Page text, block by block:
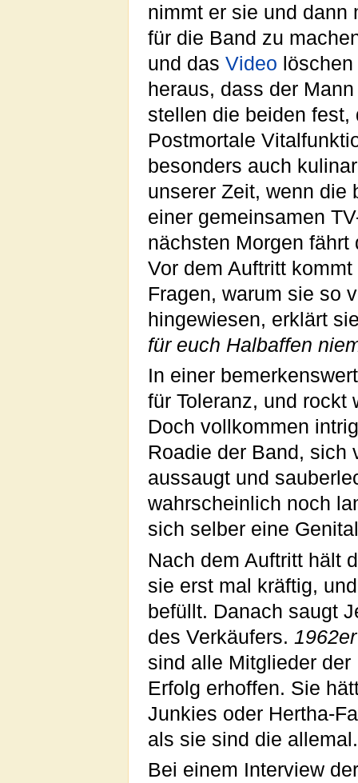
nimmt er sie und
für die Band zu
und das Video
heraus, dass der
stellen die beiden
Postmortale
besonders auch
unserer Zeit, wenn die
einer gemeinsamen
nächsten Morgen
Vor dem Auftritt
Fragen, warum sie so
hingewiesen, erklärt
für euch Halbaffen
In einer
für Toleranz, und rockt
Doch vollkommen
Roadie der Band, sich
aussaugt und
wahrscheinlich noch
sich selber eine
Nach dem Auftritt hält
sie erst mal kräftig,
befüllt. Danach saugt
des Verkäufers.
sind alle Mitglieder
Erfolg erhoffen. Sie
Junkies oder Hertha-
als sie sind die allemal.
Bei einem Interview